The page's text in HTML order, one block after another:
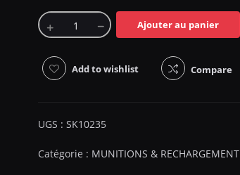
Ajouter au panier
Add to wishlist Compare
UGS : SK10235
Catégorie : MUNITIONS & RECHARGEMENT